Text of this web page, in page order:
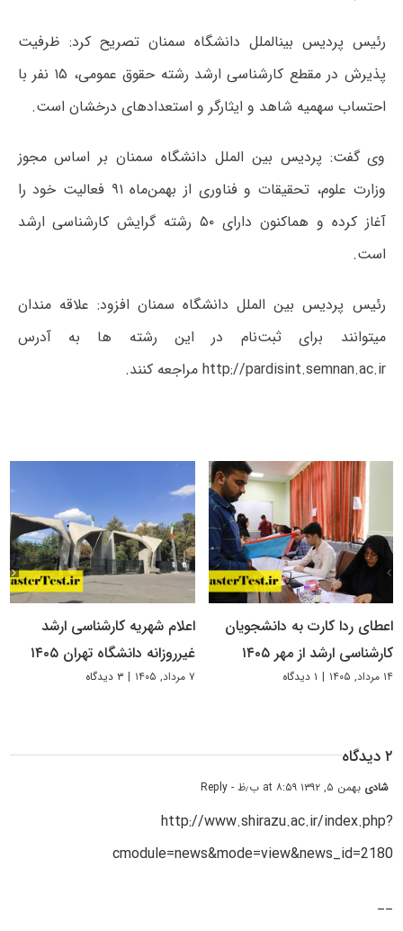
رئیس پردیس بین‏الملل دانشگاه سمنان تصریح کرد: ظرفیت
پذیرش در مقطع کارشناسی ارشد رشته حقوق عمومی، ۱۵ نفر با
احتساب سهمیه شاهد و ایثارگر و استعدادهای درخشان است.
وی گفت: پردیس بین‏ الملل دانشگاه سمنان بر اساس مجوز
وزارت علوم، تحقیقات و فناوری از بهمن‌ماه ۹۱ فعالیت خود را
آغاز کرده و هم‏اکنون دارای ۵۰ رشته گرایش کارشناسی ارشد
است.
رئیس پردیس بین‏ الملل دانشگاه سمنان افزود: علاقه‏ مندان
می‏توانند برای ثبت‌نام در این رشته ‏ها به آدرس
http://pardisint.semnan.ac.ir مراجعه کنند.
اعطای ردا کارت به دانشجویان
کارشناسی ارشد از مهر ۱۴۰۵
۱۴ مرداد, ۱۴۰۵ | ۱ دیدگاه
اعلام شهریه کارشناسی ارشد
غیرروزانه دانشگاه تهران ۱۴۰۵
۷ مرداد, ۱۴۰۵ | ۳ دیدگاه
۲ دیدگاه
شادی بهمن ۵, ۱۳۹۲ at ۸:۵۹ ب٫ظ - Reply
http://www.shirazu.ac.ir/index.php?
cmodule=news&mode=view&news_id=2180
__